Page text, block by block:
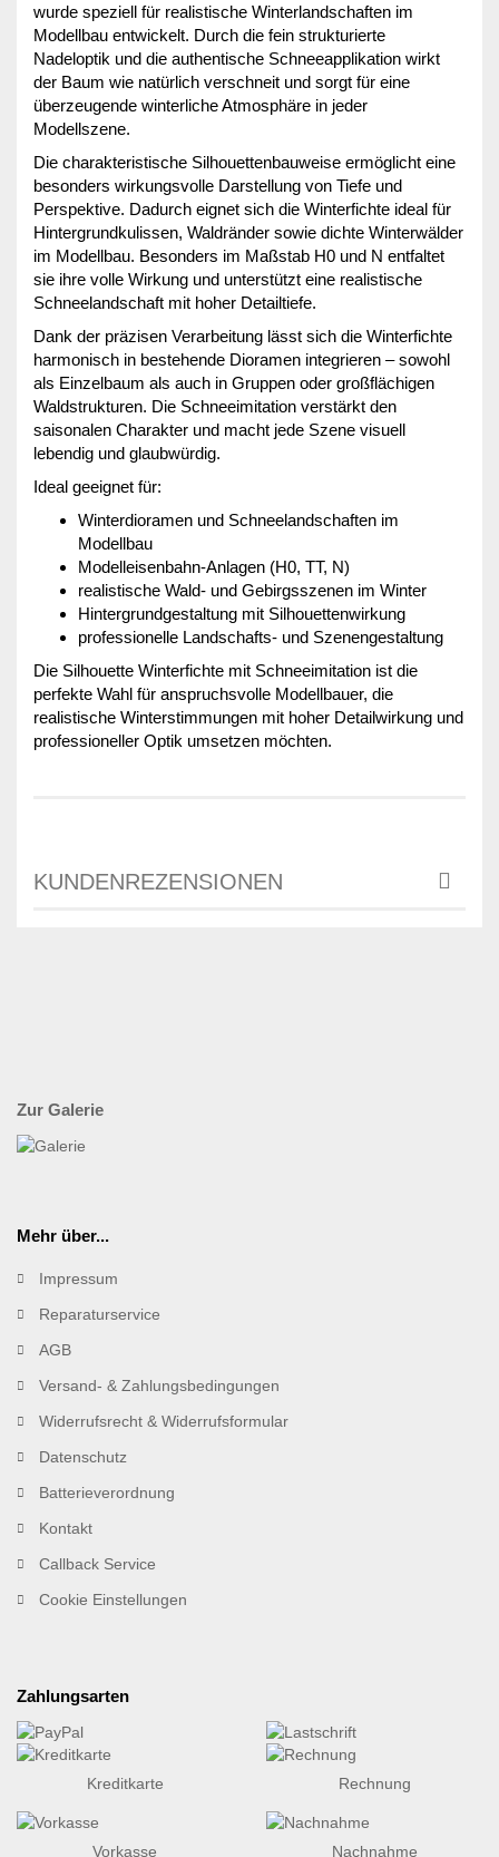
wurde speziell für realistische Winterlandschaften im
Modellbau entwickelt. Durch die fein strukturierte
Nadeloptik und die authentische Schneeapplikation wirkt
der Baum wie natürlich verschneit und sorgt für eine
überzeugende winterliche Atmosphäre in jeder
Modellszene.
Die charakteristische Silhouettenbauweise ermöglicht eine
besonders wirkungsvolle Darstellung von Tiefe und
Perspektive. Dadurch eignet sich die Winterfichte ideal für
Hintergrundkulissen, Waldränder sowie dichte Winterwälder
im Modellbau. Besonders im Maßstab H0 und N entfaltet
sie ihre volle Wirkung und unterstützt eine realistische
Schneelandschaft mit hoher Detailtiefe.
Dank der präzisen Verarbeitung lässt sich die Winterfichte
harmonisch in bestehende Dioramen integrieren – sowohl
als Einzelbaum als auch in Gruppen oder großflächigen
Waldstrukturen. Die Schneeimitation verstärkt den
saisonalen Charakter und macht jede Szene visuell
lebendig und glaubwürdig.
Ideal geeignet für:
Winterdioramen und Schneelandschaften im
Modellbau
Modelleisenbahn-Anlagen (H0, TT, N)
realistische Wald- und Gebirgsszenen im Winter
Hintergrundgestaltung mit Silhouettenwirkung
professionelle Landschafts- und Szenengestaltung
Die Silhouette Winterfichte mit Schneeimitation ist die
perfekte Wahl für anspruchsvolle Modellbauer, die
realistische Winterstimmungen mit hoher Detailwirkung und
professioneller Optik umsetzen möchten.
KUNDENREZENSIONEN
Zur Galerie
Mehr über...
Impressum
Reparaturservice
AGB
Versand- & Zahlungsbedingungen
Widerrufsrecht & Widerrufsformular
Datenschutz
Batterieverordnung
Kontakt
Callback Service
Cookie Einstellungen
Zahlungsarten
Kreditkarte Rechnung
Vorkasse Nachnahme